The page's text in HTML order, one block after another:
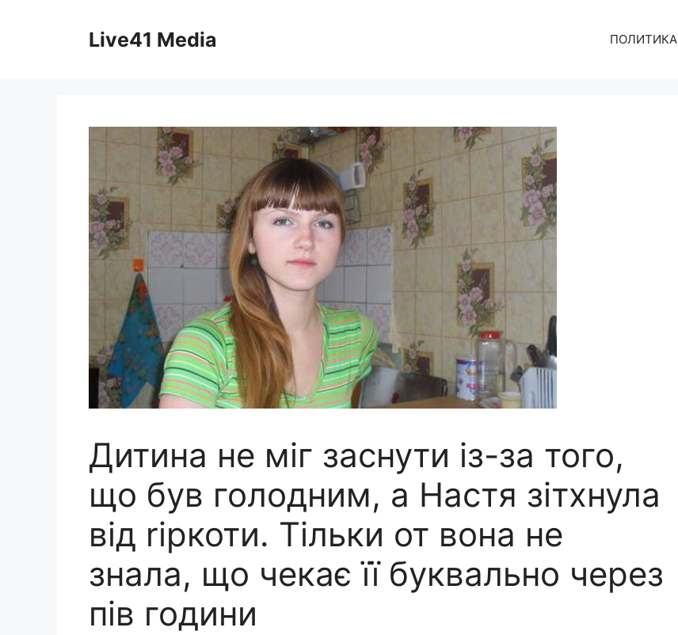
Live41 Media ПОЛИТИКА
Дитина не міг заснути із-за того,
що був голодним, а Настя зітхнула
від rіркоти. Тільки от вона не
знала, що чекає її буквально через
пів години